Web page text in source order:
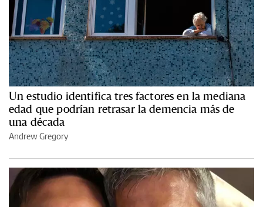
Un estudio identifica tres factores en la mediana
edad que podrían retrasar la demencia más de
una década
Andrew Gregory